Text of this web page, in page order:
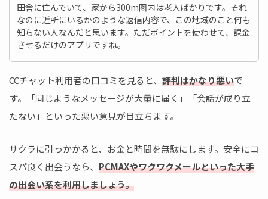
田舎に住んでいて、家から300m圏内は老人ばかりです。それ
なのに近所にいるかのような返信内容で、この地域のこと何も
知らない人なんだと思います。ただポイントを使わせて、課金
させるだけのアプリですね。
CCチャット利用者の口コミを見ると、 評判はかなり悪いで
す。「同じようなメッセージが大量に届く」「会話が成り立
たない」といった悪い意見が目立ちます。
サクラに引っかかると、お金と時間を無駄にします。安全にコ
スパ良く出会うなら、 PCMAXやワクワクメールといった大手
の出会い系を利用しましょう。